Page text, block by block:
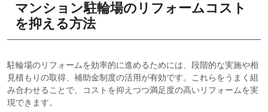
マンション駐輪場のリフォームコスト
を抑える方法
駐輪場のリフォームを効率的に進めるためには、段階的な実施や相
見積もりの取得、補助金制度の活用が有効です。これらをうまく組
み合わせることで、コストを抑えつつ満足度の高いリフォームを実
現できます。